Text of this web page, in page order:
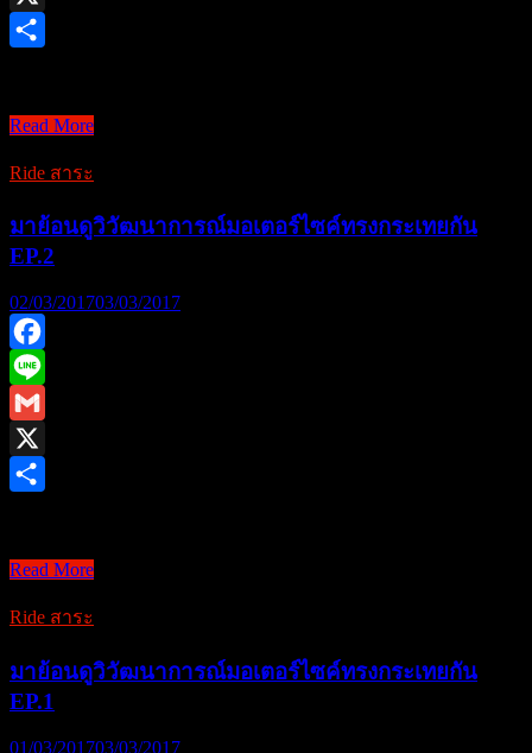
EP.4
X
มา
ดู
วิ
วัฒนา
มอเตอร์ไซค์
ทรง
กระ
เท
ยกัน
EP.3
Read More
Ride สาระ
มาย้อนดูวิวัฒนาการณ์มอเตอร์ไซค์ทรงกระเทยกัน
EP.2
02/03/201703/03/2017
Facebook
Line
Gmail
X
มา
ดู
วิ
วัฒนา
Read More
Ride สาระ
มาย้อนดูวิวัฒนาการณ์มอเตอร์ไซค์ทรงกระเทยกัน
EP.1
01/03/201703/03/2017